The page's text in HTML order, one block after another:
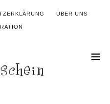
ÜBER UNS